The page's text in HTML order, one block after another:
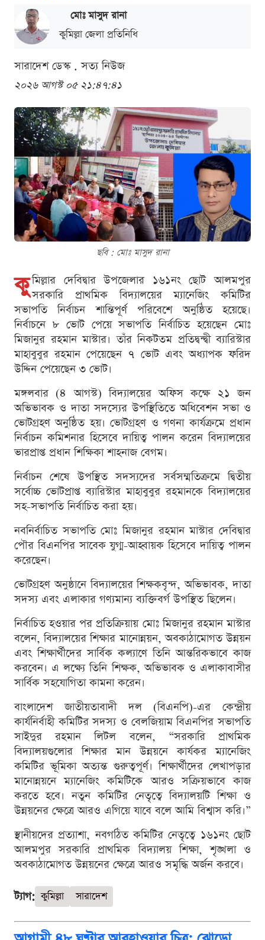
মোঃ মাসুদ রানা
কুমিল্লা জেলা প্রতিনিধি
সারাদেশ ডেস্ক . সত্য নিউজ
২০২৬ আগস্ট ০৫ ২১:৪৭:৪১
ছবি : মোঃ মাসুদ রানা
কু মিল্লার দেবিদ্বার উপজেলার ১৬১নং ছোট আলমপুর
সরকারি প্রাথমিক বিদ্যালয়ের ম্যানেজিং কমিটির
সভাপতি নির্বাচন শান্তিপূর্ণ পরিবেশে অনুষ্ঠিত হয়েছে।
নির্বাচনে ৮ ভোট পেয়ে সভাপতি নির্বাচিত হয়েছেন মোঃ
মিজানুর রহমান মাস্টার। তাঁর নিকটতম প্রতিদ্বন্দ্বী ব্যারিস্টার
মাহাবুবুর রহমান পেয়েছেন ৭ ভোট এবং অধ্যাপক ফরিদ
উদ্দিন পেয়েছেন ৩ ভোট।
মঙ্গলবার (৪ আগস্ট) বিদ্যালয়ের অফিস কক্ষে ২১ জন
অভিভাবক ও দাতা সদস্যের উপস্থিতিতে অধিবেশন সভা ও
ভোটগ্রহণ অনুষ্ঠিত হয়। ভোটগ্রহণ ও গণনা কার্যক্রমে প্রধান
নির্বাচন কমিশনার হিসেবে দায়িত্ব পালন করেন বিদ্যালয়ের
ভারপ্রাপ্ত প্রধান শিক্ষিকা শাহনাজ বেগম।
নির্বাচন শেষে উপস্থিত সদস্যদের সর্বসম্মতিক্রমে দ্বিতীয়
সর্বোচ্চ ভোটপ্রাপ্ত ব্যারিস্টার মাহাবুবুর রহমানকে বিদ্যালয়ের
সহ-সভাপতি নির্বাচিত করা হয়।
নবনির্বাচিত সভাপতি মোঃ মিজানুর রহমান মাস্টার দেবিদ্বার
পৌর বিএনপির সাবেক যুগ্ম-আহ্বায়ক হিসেবে দায়িত্ব পালন
করেছেন।
ভোটগ্রহণ অনুষ্ঠানে বিদ্যালয়ের শিক্ষকবৃন্দ, অভিভাবক, দাতা
সদস্য এবং এলাকার গণ্যমান্য ব্যক্তিবর্গ উপস্থিত ছিলেন।
নির্বাচিত হওয়ার পর প্রতিক্রিয়ায় মোঃ মিজানুর রহমান মাস্টার
বলেন, বিদ্যালয়ের শিক্ষার মানোন্নয়ন, অবকাঠামোগত উন্নয়ন
এবং শিক্ষার্থীদের সার্বিক কল্যাণে তিনি আন্তরিকভাবে কাজ
করবেন। এ লক্ষ্যে তিনি শিক্ষক, অভিভাবক ও এলাকাবাসীর
সার্বিক সহযোগিতা কামনা করেন।
বাংলাদেশ জাতীয়তাবাদী দল (বিএনপি)-এর কেন্দ্রীয়
কার্যনির্বাহী কমিটির সদস্য ও বেলজিয়াম বিএনপির সভাপতি
সাইদুর রহমান লিটল বলেন, “সরকারি প্রাথমিক
বিদ্যালয়গুলোর শিক্ষার মান উন্নয়নে কার্যকর ম্যানেজিং
কমিটির ভূমিকা অত্যন্ত গুরুত্বপূর্ণ। শিক্ষার্থীদের লেখাপড়ার
মানোন্নয়নে ম্যানেজিং কমিটিকে আরও সক্রিয়ভাবে কাজ
করতে হবে। নতুন কমিটির নেতৃত্বে বিদ্যালয়টি শিক্ষা ও
উন্নয়নের ক্ষেত্রে আরও এগিয়ে যাবে বলে আমি বিশ্বাস করি।”
স্থানীয়দের প্রত্যাশা, নবগঠিত কমিটির নেতৃত্বে ১৬১নং ছোট
আলমপুর সরকারি প্রাথমিক বিদ্যালয় শিক্ষা, শৃঙ্খলা ও
অবকাঠামোগত উন্নয়নের ক্ষেত্রে আরও সমৃদ্ধি অর্জন করবে।
ট্যাগ: কুমিল্লা সারাদেশ